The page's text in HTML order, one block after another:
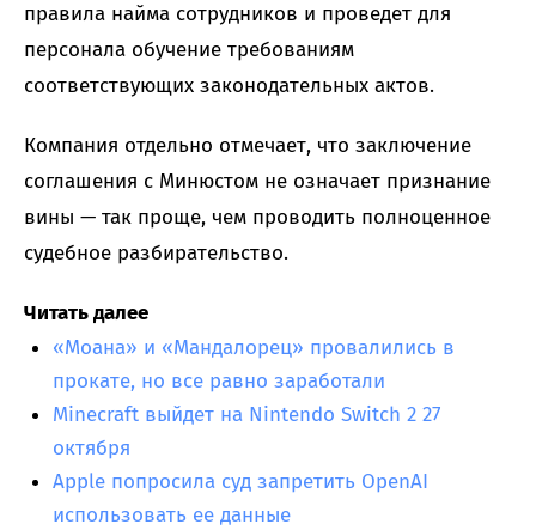
правила найма сотрудников и проведет для
персонала обучение требованиям
соответствующих законодательных актов.
Компания отдельно отмечает, что заключение
соглашения с Минюстом не означает признание
вины — так проще, чем проводить полноценное
судебное разбирательство.
Читать далее
«Моана» и «Мандалорец» провалились в
прокате, но все равно заработали
Minecraft выйдет на Nintendo Switch 2 27
октября
Apple попросила суд запретить OpenAI
использовать ее данные